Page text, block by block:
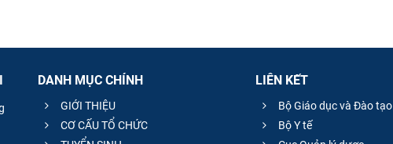
DANH MỤC CHÍNH
GIỚI THIỆU
CƠ CẤU TỔ CHỨC
LIÊN KẾT
Bộ Giáo dục và Đào tạo
Bộ Y tế